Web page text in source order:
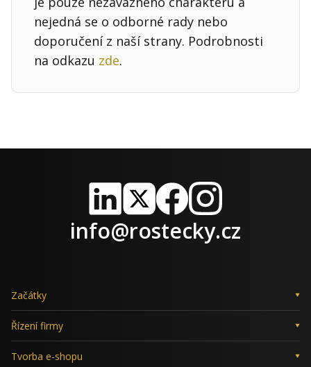
nejedná se o odborné rady nebo
doporučení z naší strany. Podrobnosti
na odkazu zde.
LinkedIn
X FacebookInstagram
info@rostecky.cz
Začátky
Řízení firmy
Tvorba e-shopu